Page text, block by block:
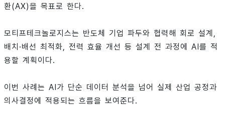
환(AX)을 목표로 한다.
모티프테크놀로지스는 반도체 기업 파두와 협력해 회로 설계,
배치·배선 최적화, 전력 효율 개선 등 설계 전 과정에 AI를 적
용할 계획이다.
이번 사례는 AI가 단순 데이터 분석을 넘어 실제 산업 공정과
의사결정에 적용되는 흐름을 보여준다.